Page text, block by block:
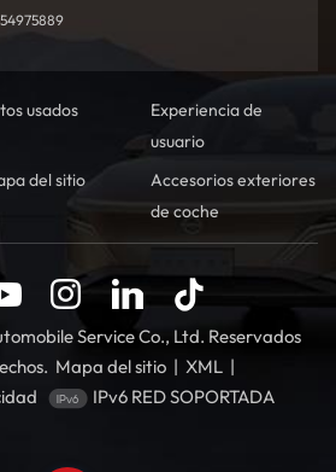
usados
Experiencia de
usuario
del sitio
Accesorios exteriores
de coche
Service Co., Ltd. Reservados
Mapa del sitio | XML |
IPv6 RED SOPORTADA